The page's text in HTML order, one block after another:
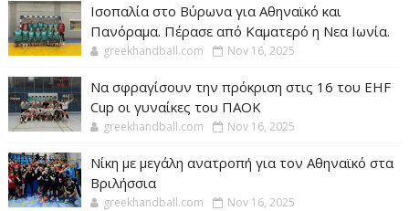
Ισοπαλία στο Βύρωνα για Αθηναϊκό και
Πανόραμα. Πέρασε από Καματερό η Νεα Ιωνία.
greekhandball.com Nov 16, 2025
Να σφραγίσουν την πρόκριση στις 16 του EHF
Cup οι γυναίκες του ΠΑΟΚ
greekhandball.com Nov 16, 2025
Νίκη με μεγάλη ανατροπή για τον Αθηναϊκό στα
Βριλήσσια
greekhandball.com Nov 16, 2025